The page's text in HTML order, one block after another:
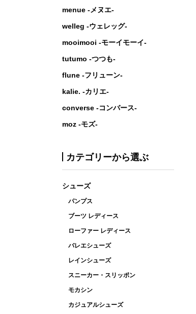
menue -メヌエ-
welleg -ウェレッグ-
mooimooi -モーイモーイ-
tutumo -つつも-
flune -フリューン-
kalie. -カリエ-
converse -コンバース-
moz -モズ-
カテゴリーから選ぶ
シューズ
パンプス
ブーツ レディース
ローファー レディース
バレエシューズ
レインシューズ
スニーカー・スリッポン
モカシン
カジュアルシューズ